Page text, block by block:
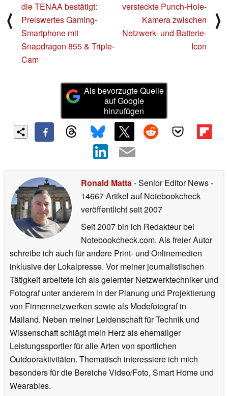
⟨
die TENAA bestätigt:
Preiswertes Gaming-
Smartphone mit
Snapdragon 855 & Triple-
Cam
versteckte Punch-Hole-
Kamera zwischen
Netzwerk- und Batterie-
Icon
⟩
Als bevorzugte Quelle
auf Google
hinzufügen
Ronald Matta- Senior Editor News-
14667 Artikel auf Notebookcheck
veröffentlichtseit 2007
Seit 2007 bin ich Redakteur bei
Notebookcheck.com. Als freier Autor
schreibe ich auch für andere Print- und Onlinemedien
inklusive der Lokalpresse. Vor meiner journalistischen
Tätigkeit arbeitete ich als gelernter Netzwerktechniker und
Fotograf unter anderem in der Planung und Projektierung
von Firmennetzwerken sowie als Modefotograf in
Mailand. Neben meiner Leidenschaft für Technik und
Wissenschaft schlägt mein Herz als ehemaliger
Leistungssportler für alle Arten von sportlichen
Outdooraktivitäten. Thematisch interessiere ich mich
besonders für die Bereiche Video/Foto, Smart Home und
Wearables.